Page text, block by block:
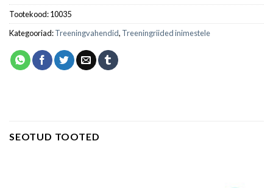
Tootekood:10035
Kategooriad:Treeningvahendid, Treeningriided inimestele
SEOTUD TOOTED